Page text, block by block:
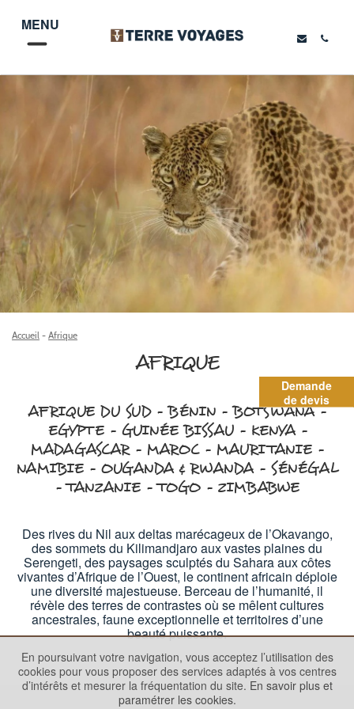
MENU
Demande
de devis
Accueil - Afrique
AFRIQUE
AFRIQUE DU SUD - BÉNIN - BOTSWANA -
EGYPTE - GUINÉE BISSAU - KENYA -
MADAGASCAR - MAROC - MAURITANIE -
NAMIBIE - OUGANDA & RWANDA - SÉNÉGAL
- TANZANIE - TOGO - ZIMBABWE
Des rives du Nil aux deltas marécageux de l’Okavango,
des sommets du Kilimandjaro aux vastes plaines du
Serengeti, des paysages sculptés du Sahara aux côtes
vivantes d’Afrique de l’Ouest, le continent africain déploie
une diversité majestueuse. Berceau de l’humanité, il
révèle des terres de contrastes où se mêlent cultures
ancestrales, faune exceptionnelle et territoires d’une
beauté puissante.
En poursuivant votre navigation, vous acceptez l’utilisation des
cookies pour vous proposer des services adaptés à vos centres
d’intérêts et mesurer la fréquentation du site. En savoir plus et
paramétrer les cookies.